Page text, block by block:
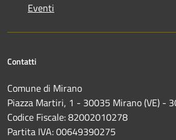
Eventi
Contatti
Comune di Mirano
Piazza Martiri, 1 - 30035 Mirano (VE) -
Codice Fiscale: 82002010278
Partita IVA: 00649390275